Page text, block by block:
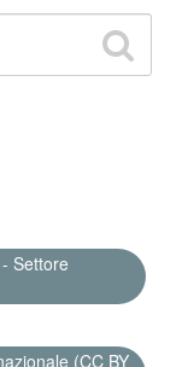
Settore
(CC BY